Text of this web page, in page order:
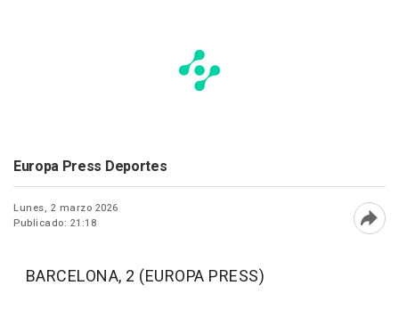
Europa Press Deportes
Lunes, 2 marzo 2026
Publicado: 21:18
BARCELONA, 2 (EUROPA PRESS)